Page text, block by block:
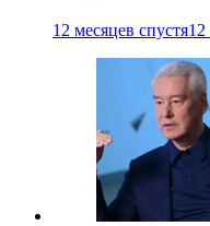
12 месяцев спустя12